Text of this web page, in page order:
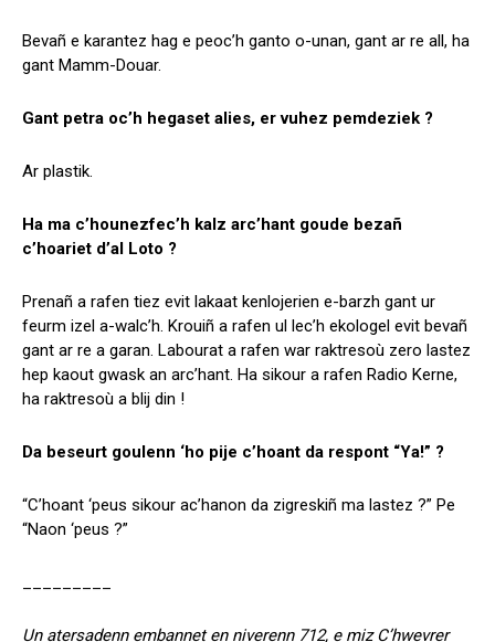
Bevañ e karantez hag e peoc’h ganto o-unan, gant ar re all, ha
gant Mamm-Douar.
Gant petra oc’h hegaset alies, er vuhez pemdeziek ?
Ar plastik.
Ha ma c’hounezfec’h kalz arc’hant goude bezañ
c’hoariet d’al Loto ?
Prenañ a rafen tiez evit lakaat kenlojerien e-barzh gant ur
feurm izel a-walc’h. Krouiñ a rafen ul lec’h ekologel evit bevañ
gant ar re a garan. Labourat a rafen war raktresoù zero lastez
hep kaout gwask an arc’hant. Ha sikour a rafen Radio Kerne,
ha raktresoù a blij din !
Da beseurt goulenn ‘ho pije c’hoant da respont “Ya!” ?
“C’hoant ‘peus sikour ac’hanon da zigreskiñ ma lastez ?” Pe
“Naon ‘peus ?”
Un atersadenn embannet en niverenn 712, e miz C’hwevrer